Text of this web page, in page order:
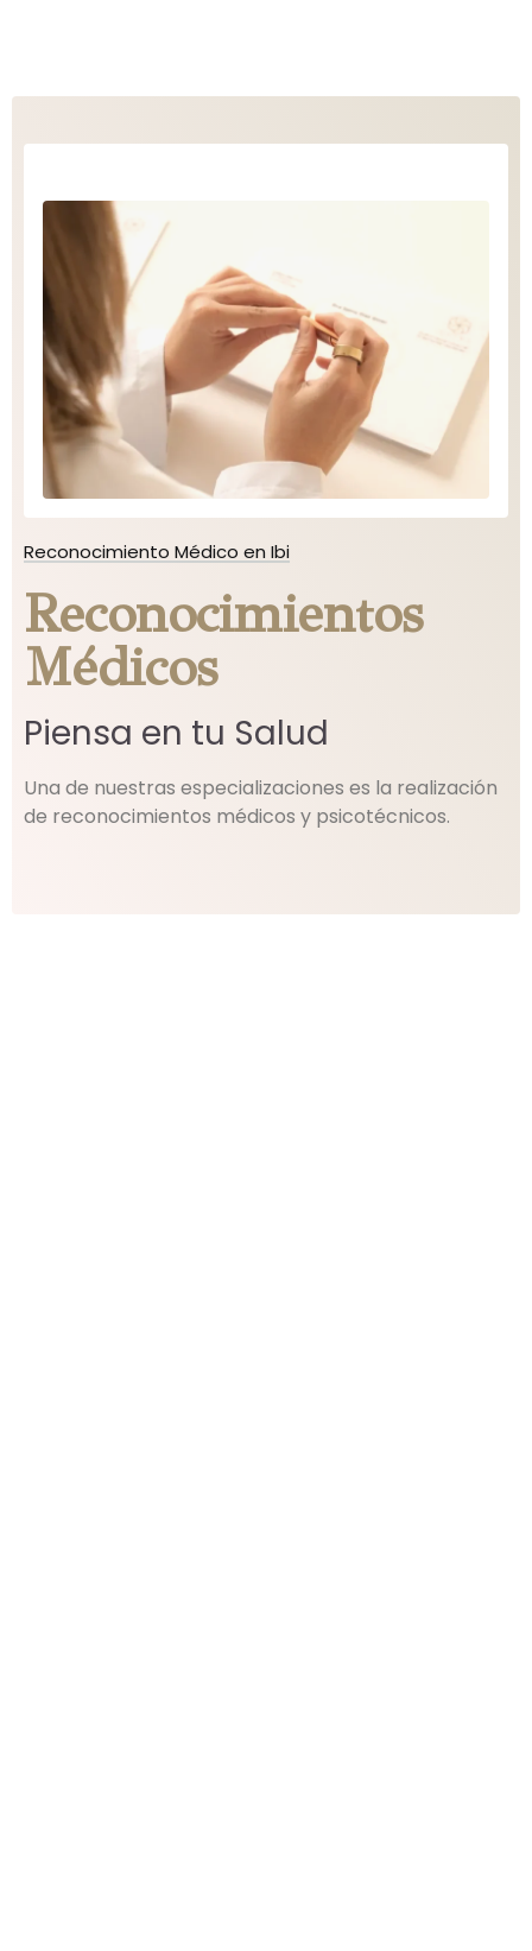
Reconocimiento Médico en Ibi
Reconocimientos
Médicos
Piensa en tu Salud
Una de nuestras especializaciones es la realización
de reconocimientos médicos y psicotécnicos.